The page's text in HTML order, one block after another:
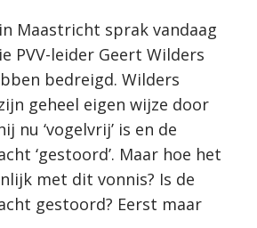
Maastricht sprak vandaag
PVV-leider Geert Wilders
bedreigd. Wilders
geheel eigen wijze door
nu ‘vogelvrij’ is en de
‘gestoord’. Maar hoe het
met dit vonnis? Is de
gestoord? Eerst maar